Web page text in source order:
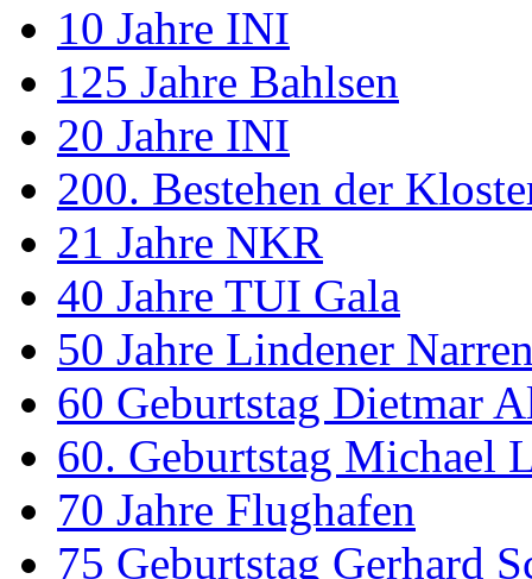
10 Jahre INI
125 Jahre Bahlsen
20 Jahre INI
200. Bestehen der
21 Jahre NKR
40 Jahre TUI Gala
50 Jahre Lindener
60 Geburtstag Dietmar
60. Geburtstag Michael
70 Jahre Flughafen
75 Geburtstag Gerhard